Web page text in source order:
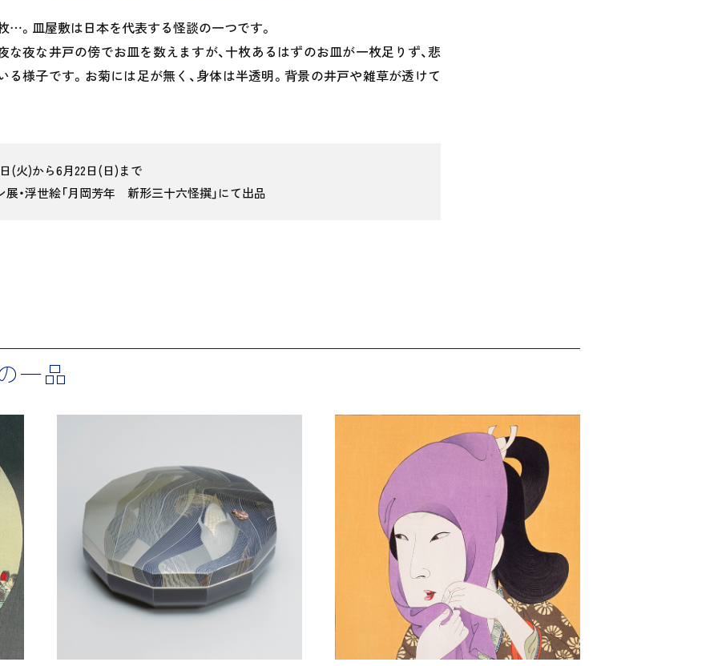
…。皿屋敷は日本を代表する怪談の一つです。
な夜な井戸の傍でお皿を数えますが、十枚あるはずのお皿が一枚足りず、悲
る様子です。お菊には足が無く、身体は半透明。背景の井戸や雑草が透けて
(火)から6月22日(日)まで
展・浮世絵「月岡芳年 新形三十六怪撰」にて出品
一品